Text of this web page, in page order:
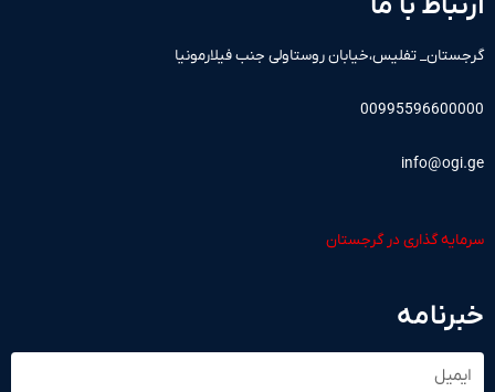
گرجستان_ تفلیس،خیابان روستاولی جنب فیلارمونیا
00995596600000
info@ogi.ge
سرمایه گذاری در گرجستان
خبرنامه